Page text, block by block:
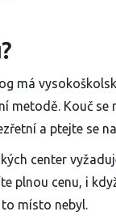
má
metodě. Kouč se
a ptejte se
center
plnou cenu, i
místo nebyl.